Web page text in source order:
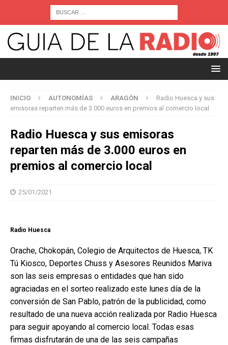
INICIO AUTONOMÍAS ARAGÓN
Radio Huesca y sus
emisoras reparten más de 3.000 euros en premios al comercio local
Radio Huesca y sus emisoras
reparten más de 3.000 euros en
premios al comercio local
25/01/2021
Radio Huesca
Orache, Chokopán, Colegio de Arquitectos de Huesca, TK
Tú Kiosco, Deportes Chuss y Asesores Reunidos Mariva
son las seis empresas o entidades que han sido
agraciadas en el sorteo realizado este lunes día de la
conversión de San Pablo, patrón de la publicidad, como
resultado de una nueva acción realizada por Radio Huesca
para seguir apoyando al comercio local. Todas esas
firmas disfrutarán de una de las seis campañas